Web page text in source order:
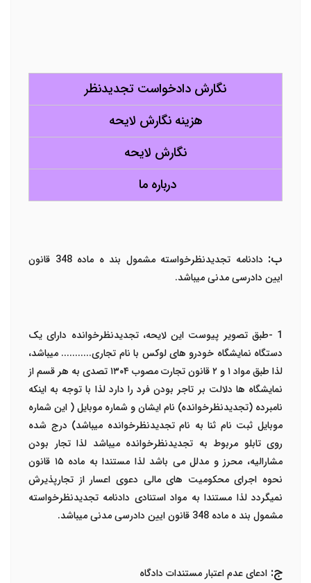
نگارش دادخواست تجدیدنظر
هزینه نگارش لایحه
نگارش لایحه
درباره ما
ب:
دادنامه تجدیدنظرخواسته مشمول بند ه ماده 348 قانون
ایین دادرسی مدنی میباشد.
1
-طبق تصویر پیوست این لایحه، تجدیدنظرخوانده دارای یک
دستگاه نمایشگاه خودرو های لوکس با نام تجاری........... میباشد،
لذا طبق مواد ١ و ٢ قانون تجارت مصوب ١٣٠۴
تصدی به هر قسم از
نمایشگاه ها دلالت بر تاجر بودن فرد را دارد لذا با توجه به اینکه
نامبرده (تجدیدنظرخوانده) نام ایشان و شماره موبایل ( این شماره
موبایل ثبت نام ثنا به نام تجدیدنظرخوانده میباشد) درج شده
روی تابلو مربوط به تجدیدنظرخوانده میباشد لذا تجار بودن
مشارالیه، محرز و مدلل می باشد لذا مستندا به ماده ١۵
قانون
نحوه اجرای محکومیت های مالی دعوی اعسار از تجارپذیرش
نمیگردد لذا مستندا به مواد استنادی دادنامه تجدیدنظرخواسته
مشمول بند ه ماده 348 قانون ایین دادرسی مدنی میباشد.
ج: ادعای عدم اعتبار مستندات دادگاه